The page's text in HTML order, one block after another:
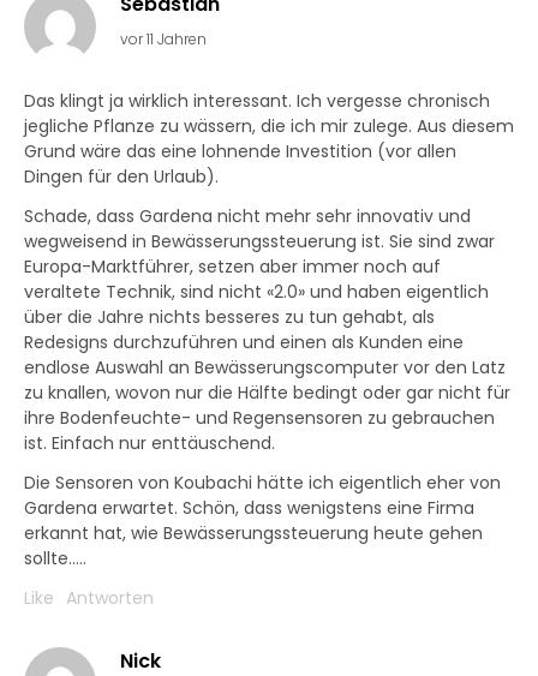
vor 11 Jahren
Das klingt ja wirklich interessant. Ich vergesse chronisch
jegliche Pflanze zu wässern, die ich mir zulege. Aus diesem
Grund wäre das eine lohnende Investition (vor allen
Dingen für den Urlaub).
Schade, dass Gardena nicht mehr sehr innovativ und
wegweisend in Bewässerungssteuerung ist. Sie sind zwar
Europa-Marktführer, setzen aber immer noch auf
veraltete Technik, sind nicht «2.0» und haben eigentlich
über die Jahre nichts besseres zu tun gehabt, als
Redesigns durchzuführen und einen als Kunden eine
endlose Auswahl an Bewässerungscomputer vor den Latz
zu knallen, wovon nur die Hälfte bedingt oder gar nicht für
ihre Bodenfeuchte- und Regensensoren zu gebrauchen
ist. Einfach nur enttäuschend.
Die Sensoren von Koubachi hätte ich eigentlich eher von
Gardena erwartet. Schön, dass wenigstens eine Firma
erkannt hat, wie Bewässerungssteuerung heute gehen
sollte…..
Like Antworten
Nick